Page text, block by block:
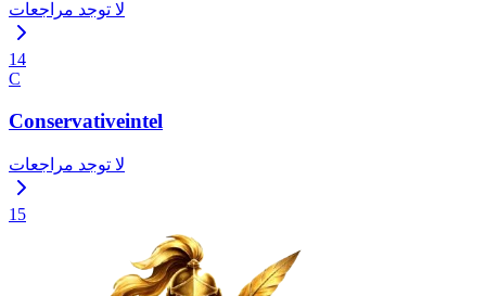
لا توجد مراجعات
14
C
Conservativeintel
لا توجد مراجعات
15